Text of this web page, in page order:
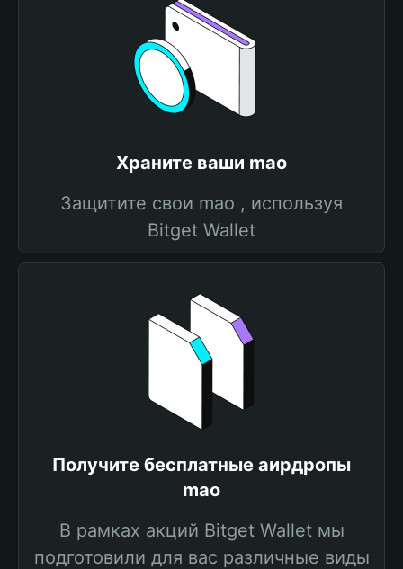
Храните ваши mao
Защитите свои mao , используя
Bitget Wallet
Получите бесплатные аирдропы
mao
В рамках акций Bitget Wallet мы
подготовили для вас различные виды